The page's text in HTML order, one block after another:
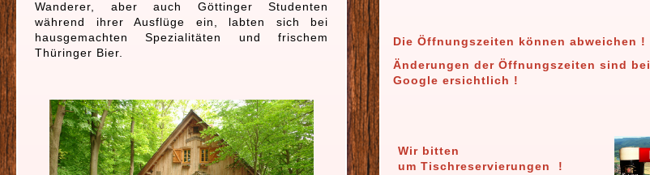
Wanderer, aber auch Göttinger Studenten
während ihrer Ausflüge ein, labten sich bei
hausgemachten Spezialitäten und frischem
Thüringer Bier.
Die Öffnungszeiten können abweichen !
Änderungen der Öffnungszeiten sind bei
Google ersichtlich !
Wir bitten
um Tischreservierungen !